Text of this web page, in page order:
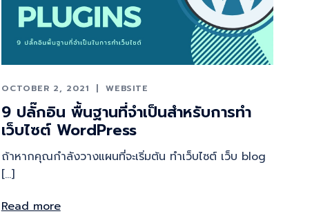
OCTOBER 2, 2021 WEBSITE
9 ปลั๊กอิน พื้นฐานที่จำเป็นสำหรับการทํา
เว็บไซต์ WordPress
ถ้าหากคุณกำลังวางแผนที่จะเริ่มต้น ทำเว็บไซต์ เว็บ blog
[…]
Read more